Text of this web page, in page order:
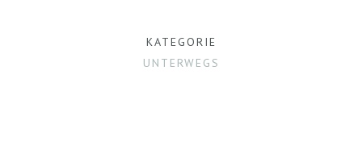
KATEGORIE
UNTERWEGS